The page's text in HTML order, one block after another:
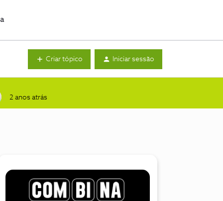
Criar tópico Iniciar sessão
2 anos atrás